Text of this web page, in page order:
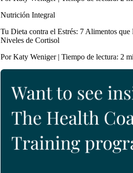
Nutrición Integral
Tu Dieta contra el Estrés: 7 Alimentos que
Niveles de Cortisol
Por Katy Weniger | Tiempo de lectura: 2